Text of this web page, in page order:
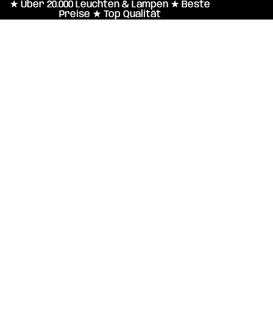
★ Über 20.000 Leuchten & Lampen ★ Beste
Preise ★ Top Qualität
★ Über 20.000 Leuchten & Lampen ★ Beste
Preise ★ Top Qualität